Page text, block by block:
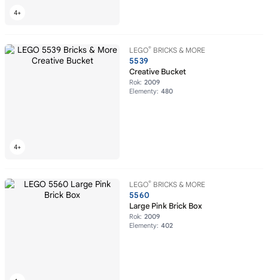
LEGO® BRICKS & MORE
5539
Creative Bucket
Rok: 2009
Elementy: 480
LEGO® BRICKS & MORE
5560
Large Pink Brick Box
Rok: 2009
Elementy: 402